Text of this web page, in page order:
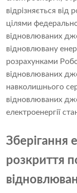
відрізняється від
цілями
відновлюваних
відновлювану
розрахунками
відновлюваних
навколишнього
відновлюваних
електроенергії
Зберігання
розкриття